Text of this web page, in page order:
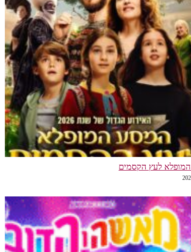
לעץ הקסמים